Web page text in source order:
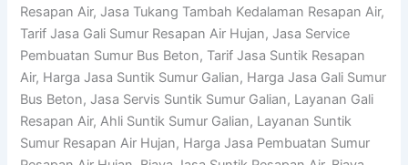
Resapan Air, Jasa Tukang Tambah Kedalaman Resapan Air,
Tarif Jasa Gali Sumur Resapan Air Hujan, Jasa Service
Pembuatan Sumur Bus Beton, Tarif Jasa Suntik Resapan
Air, Harga Jasa Suntik Sumur Galian, Harga Jasa Gali Sumur
Bus Beton, Jasa Servis Suntik Sumur Galian, Layanan Gali
Resapan Air, Ahli Suntik Sumur Galian, Layanan Suntik
Sumur Resapan Air Hujan, Harga Jasa Pembuatan Sumur